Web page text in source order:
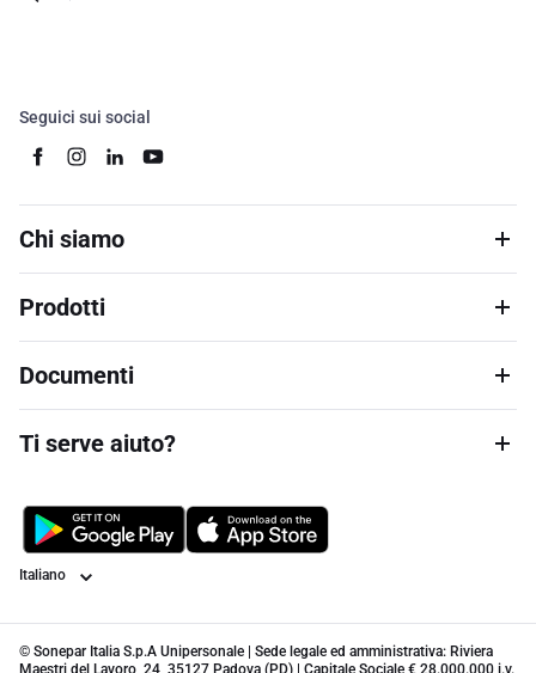
Seguici sui social
Chi siamo
Prodotti
Documenti
Ti serve aiuto?
Lingua
© Sonepar Italia S.p.A Unipersonale | Sede legale ed amministrativa: Riviera
Maestri del Lavoro, 24, 35127 Padova (PD) | Capitale Sociale € 28.000.000 i.v.